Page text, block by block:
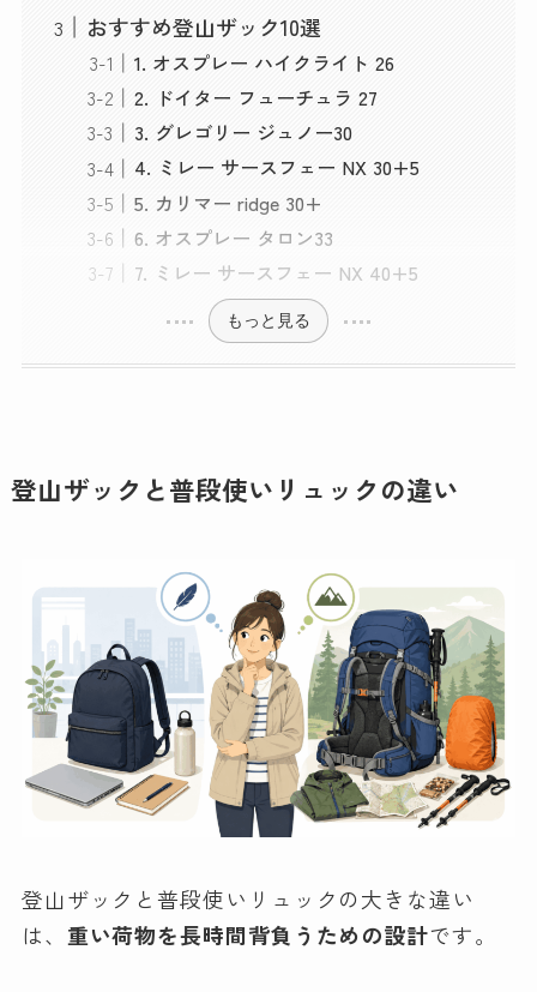
おすすめ登山ザック10選
1. オスプレー ハイクライト 26
2. ドイター フューチュラ 27
3. グレゴリー ジュノー30
4. ミレー サースフェー NX 30+5
5. カリマー ridge 30+
6. オスプレー タロン33
7. ミレー サースフェー NX 40+5
もっと見る
登山ザックと普段使いリュックの違い
登山ザックと普段使いリュックの大きな違い
は、 重い荷物を長時間背負うための設計です。